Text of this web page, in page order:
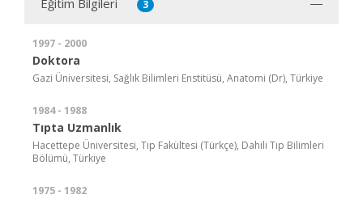
Eğitim Bilgileri 3
1997 - 2000
Doktora
Gazi Üniversitesi, Sağlık Bilimleri Enstitüsü, Anatomi (Dr), Türkiye
1984 - 1988
Tıpta Uzmanlık
Hacettepe Üniversitesi, Tıp Fakültesi (Türkçe), Dahili Tıp Bilimleri
Bölümü, Türkiye
1975 - 1982